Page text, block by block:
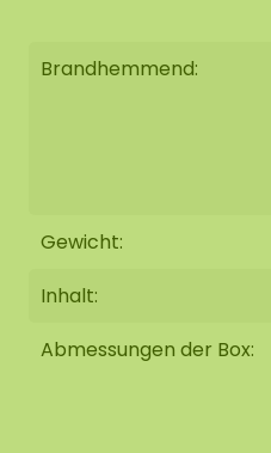
Brandhemmend:
Gewicht:
Inhalt:
Abmessungen der Box: